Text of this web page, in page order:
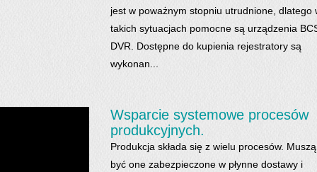
jest w poważnym stopniu utrudnione, dlatego
takich sytuacjach pomocne są urządzenia
DVR. Dostępne do kupienia rejestratory są
wykonan...
Wsparcie systemowe procesów
produkcyjnych.
Produkcja składa się z wielu procesów. Muszą
być one zabezpieczone w płynne dostawy i